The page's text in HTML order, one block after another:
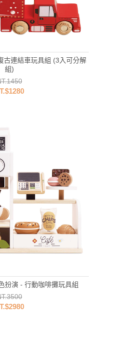
古連結車玩具組 (3入可分解
組)
扮演 - 行動咖啡攤玩具組